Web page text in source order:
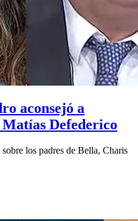
aconsejó a
Defederico
los padres de Bella, Charis